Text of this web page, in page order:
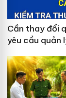
Cần thay đổi
yêu cầu quản